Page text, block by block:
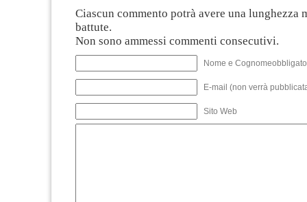
Ciascun commento potrà avere una lunghezza
battute.
Non sono ammessi commenti consecutivi.
Nome e
E-mail (non verrà
Sito Web